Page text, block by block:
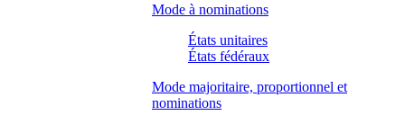
Mode à nominations
États unitaires
États fédéraux
Mode majoritaire, proportionnel et
nominations